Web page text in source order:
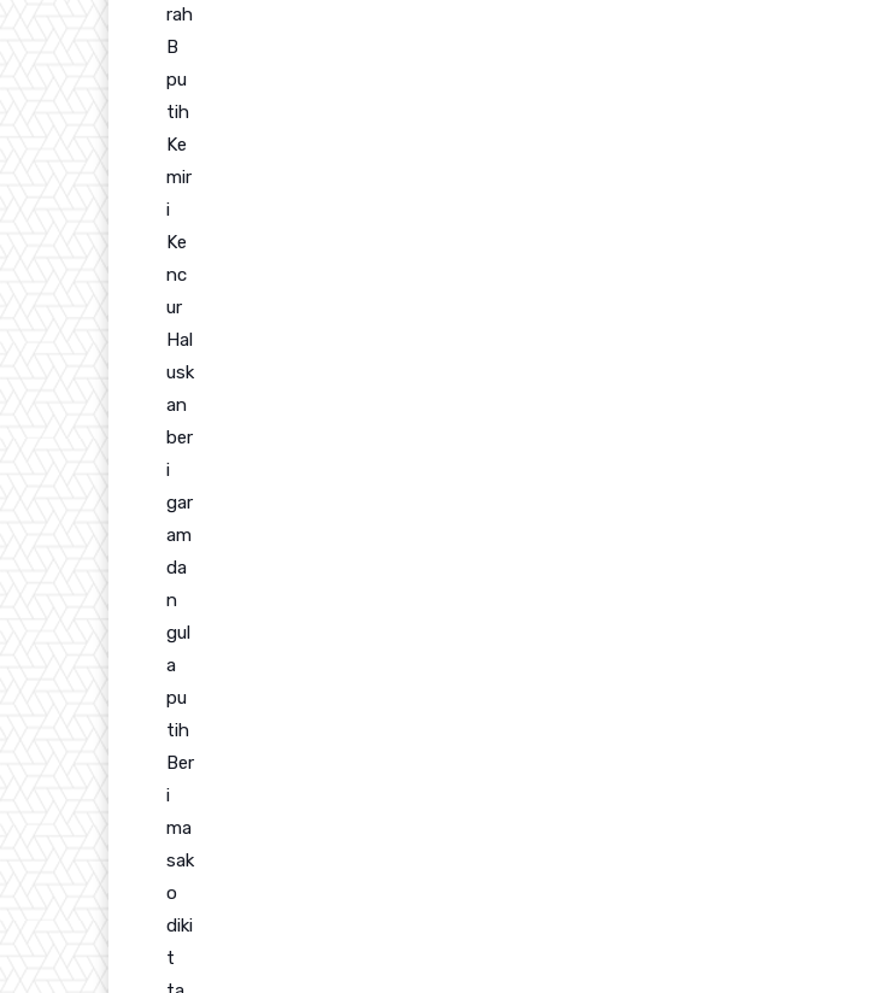
rah
B
pu
tih
Ke
mir
i
Ke
nc
ur
Hal
usk
an
ber
i
gar
am
da
n
gul
a
pu
tih
Ber
i
ma
sak
o
diki
t